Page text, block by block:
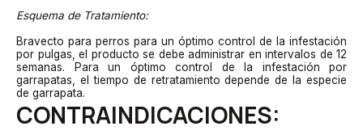
Esquema de Tratamiento:
Bravecto para perros para un óptimo control de la infestación
por pulgas, el producto se debe administrar en intervalos de 12
semanas. Para un óptimo control de la infestación por
garrapatas, el tiempo de retratamiento depende de la especie
de garrapata.
CONTRAINDICACIONES: